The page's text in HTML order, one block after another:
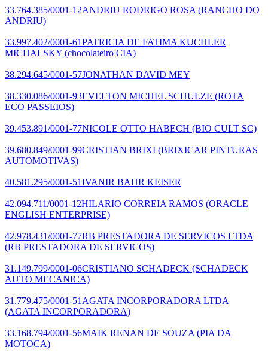
33.764.385/0001-12ANDRIU RODRIGO ROSA (RANCHO DO
ANDRIU)
33.997.402/0001-61PATRICIA DE FATIMA KUCHLER
MICHALSKY (chocolateiro CIA)
38.294.645/0001-57JONATHAN DAVID MEY
38.330.086/0001-93EVELTON MICHEL SCHULZE (ROTA
ECO PASSEIOS)
39.453.891/0001-77NICOLE OTTO HABECH (BIO CULT SC)
39.680.849/0001-99CRISTIAN BRIXI (BRIXICAR PINTURAS
AUTOMOTIVAS)
40.581.295/0001-51IVANIR BAHR KEISER
42.094.711/0001-12HILARIO CORREIA RAMOS (ORACLE
ENGLISH ENTERPRISE)
42.978.431/0001-77RB PRESTADORA DE SERVICOS LTDA
(RB PRESTADORA DE SERVICOS)
31.149.799/0001-06CRISTIANO SCHADECK (SCHADECK
AUTO MECANICA)
31.779.475/0001-51 AGATA INCORPORADORA LTDA
(AGATA INCORPORADORA)
33.168.794/0001-56MAIK RENAN DE SOUZA (PIA DA
MOTOCA)